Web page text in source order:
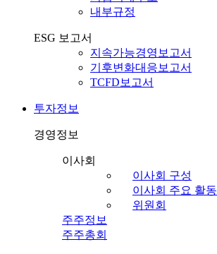
내부규정
ESG 보고서
지속가능경영보고서
기후변화대응보고서
TCFD보고서
투자정보
경영정보
이사회
이사회 구성
이사회 주요 활동
위원회
주주정보
주주총회